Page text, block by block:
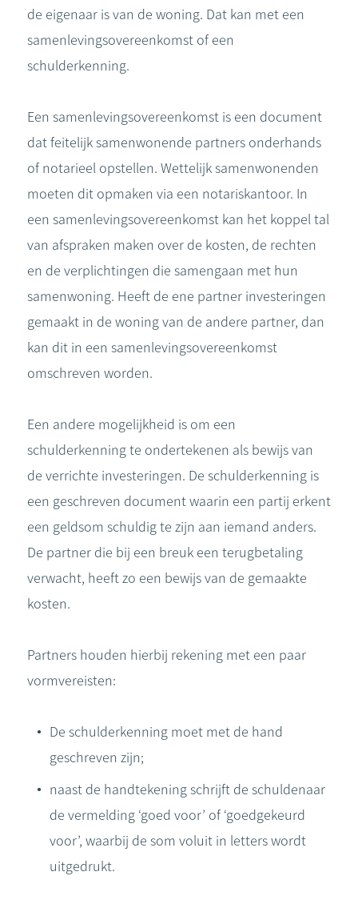
de eigenaar is van de woning. Dat kan met een
samenlevingsovereenkomst of een
schulderkenning.
Een samenlevingsovereenkomst is een document
dat feitelijk samenwonende partners onderhands
of notarieel opstellen. Wettelijk samenwonenden
moeten dit opmaken via een notariskantoor. In
een samenlevingsovereenkomst kan het koppel tal
van afspraken maken over de kosten, de rechten
en de verplichtingen die samengaan met hun
samenwoning. Heeft de ene partner investeringen
gemaakt in de woning van de andere partner, dan
kan dit in een samenlevingsovereenkomst
omschreven worden.
Een andere mogelijkheid is om een
schulderkenning te ondertekenen als bewijs van
de verrichte investeringen. De schulderkenning is
een geschreven document waarin een partij erkent
een geldsom schuldig te zijn aan iemand anders.
De partner die bij een breuk een terugbetaling
verwacht, heeft zo een bewijs van de gemaakte
kosten.
Partners houden hierbij rekening met een paar
vormvereisten:
De schulderkenning moet met de hand
geschreven zijn;
naast de handtekening schrijft de schuldenaar
de vermelding ‘goed voor’ of ‘goedgekeurd
voor’, waarbij de som voluit in letters wordt
uitgedrukt.